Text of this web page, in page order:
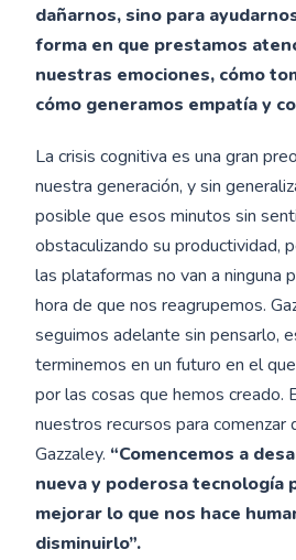
dañarnos, sino para
forma en que prestamos
nuestras emociones, cómo
cómo generamos empatía y
La crisis cognitiva es una gran
nuestra generación, y sin
posible que esos minutos sin
obstaculizando su productividad,
las plataformas no van a ninguna
hora de que nos reagrupemos.
seguimos adelante sin pensarlo,
terminemos en un futuro en el
por las cosas que hemos creado.
nuestros recursos para comenzar
Gazzaley. “Comencemos a
nueva y poderosa tecnología
mejorar lo que nos hace
disminuirlo”.